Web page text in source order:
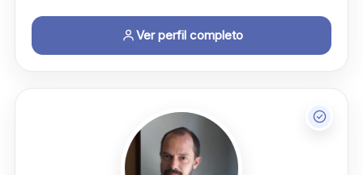
Ver perfil completo